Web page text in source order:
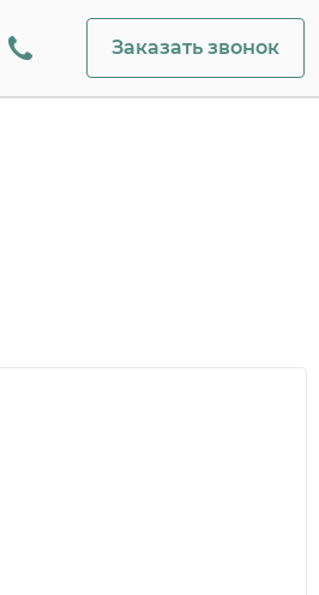
Заказать звонок